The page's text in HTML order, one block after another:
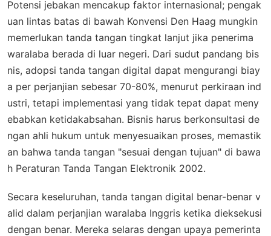
Potensi jebakan mencakup faktor internasional; pengak
uan lintas batas di bawah Konvensi Den Haag mungkin
memerlukan tanda tangan tingkat lanjut jika penerima
waralaba berada di luar negeri. Dari sudut pandang bis
nis, adopsi tanda tangan digital dapat mengurangi biay
a per perjanjian sebesar 70-80%, menurut perkiraan ind
ustri, tetapi implementasi yang tidak tepat dapat meny
ebabkan ketidakabsahan. Bisnis harus berkonsultasi de
ngan ahli hukum untuk menyesuaikan proses, memastik
an bahwa tanda tangan "sesuai dengan tujuan" di bawa
h Peraturan Tanda Tangan Elektronik 2002.
Secara keseluruhan, tanda tangan digital benar-benar v
alid dalam perjanjian waralaba Inggris ketika dieksekusi
dengan benar. Mereka selaras dengan upaya pemerinta